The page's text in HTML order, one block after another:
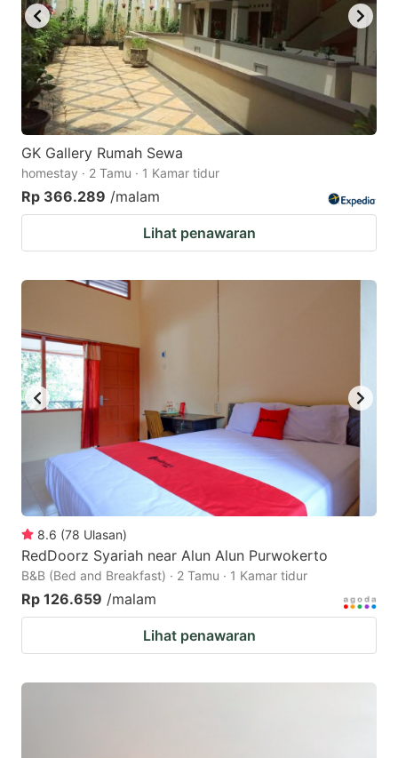
GK Gallery Rumah Sewa
homestay · 2 Tamu · 1 Kamar tidur
Rp 366.289 /malam
Lihat penawaran
8.6 (78 Ulasan)
RedDoorz Syariah near Alun Alun Purwokerto
B&B (Bed and Breakfast) · 2 Tamu · 1 Kamar tidur
Rp 126.659 /malam
Lihat penawaran